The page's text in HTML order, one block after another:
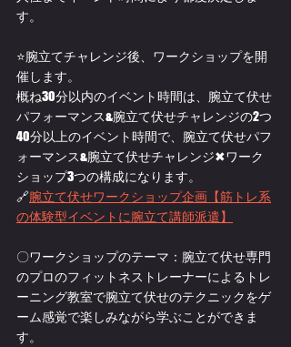
す。
⭐腕立てチャレンジ後、ワークショップを開
催します。
概ね30分以内のイベント時間は、腕立て伏せ
パフォーマンス&腕立て伏せチャレンジの2つ
40分以上のイベント時間で、腕立て伏せパフ
ォーマンス&腕立て伏せチャレンジ✖ワーク
ショップ3つの構成になります。
🔗腕立て伏せワークショップ企画【筋トレ系
の体験型イベントに腕立て講師派遣】
〇ワークショップのテーマ：腕立て伏せ専門
のプロのフィットネストレーナーによるトレ
ーニング教室で腕立て伏せのテクニックをゲ
ーム感覚で楽しみながら学ぶことができま
す。